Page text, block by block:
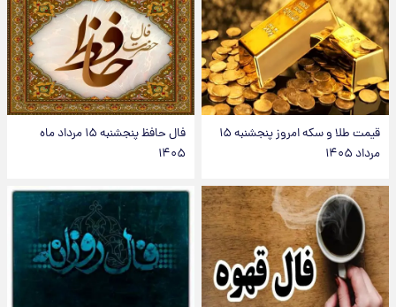
قیمت طلا و سکه امروز پنجشنبه ۱۵
مرداد ۱۴۰۵
فال حافظ پنجشنبه ۱۵ مرداد ماه
۱۴۰۵